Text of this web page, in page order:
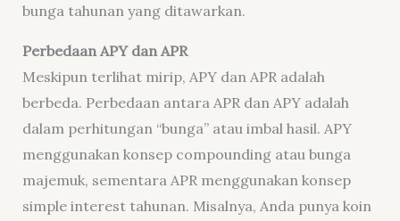
bunga tahunan yang ditawarkan.
Perbedaan APY dan APR
Meskipun terlihat mirip, APY dan APR adalah
berbeda. Perbedaan antara APR dan APY adalah
dalam perhitungan “bunga” atau imbal hasil. APY
menggunakan konsep compounding atau bunga
majemuk, sementara APR menggunakan konsep
simple interest tahunan. Misalnya, Anda punya koin